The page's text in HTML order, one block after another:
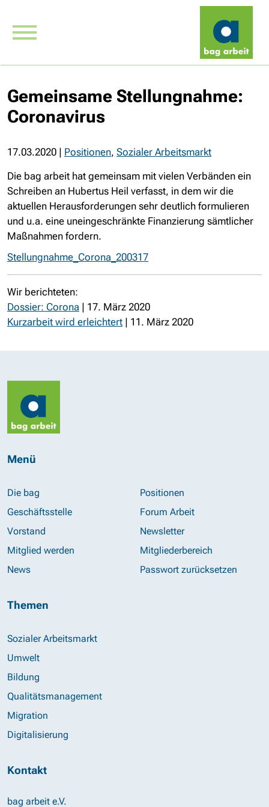
Gemeinsame Stellungnahme:
Coronavirus
17.03.2020 | Positionen, Sozialer Arbeitsmarkt
Die bag arbeit hat gemeinsam mit vielen Verbänden ein
Schreiben an Hubertus Heil verfasst, in dem wir die
aktuellen Herausforderungen sehr deutlich formulieren
und u.a. eine uneingeschränkte Finanzierung sämtlicher
Maßnahmen fordern.
Stellungnahme_Corona_200317
Wir berichteten:
Dossier: Corona | 17. März 2020
Kurzarbeit wird erleichtert | 11. März 2020
Menü
Die bag
Geschäftsstelle
Vorstand
Mitglied werden
News
Positionen
Forum Arbeit
Newsletter
Mitgliederbereich
Passwort zurücksetzen
Themen
Sozialer Arbeitsmarkt
Umwelt
Bildung
Qualitätsmanagement
Migration
Digitalisierung
Kontakt
bag arbeit e.V.